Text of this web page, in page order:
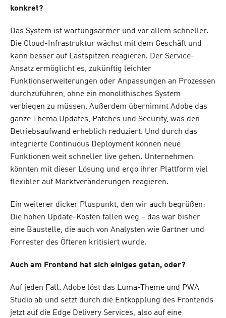
konkret?
Das System ist wartungsärmer und vor allem schneller.
Die Cloud-Infrastruktur wächst mit dem Geschäft und
kann besser auf Lastspitzen reagieren. Der Service-
Ansatz ermöglicht es, zukünftig leichter
Funktionserweiterungen oder Anpassungen an Prozessen
durchzuführen, ohne ein monolithisches System
verbiegen zu müssen. Außerdem übernimmt Adobe das
ganze Thema Updates, Patches und Security, was den
Betriebsaufwand erheblich reduziert. Und durch das
integrierte Continuous Deployment können neue
Funktionen weit schneller live gehen. Unternehmen
könnten mit dieser Lösung und ergo ihrer Plattform viel
flexibler auf Marktveränderungen reagieren.
Ein weiterer dicker Pluspunkt, den wir auch begrüßen:
Die hohen Update-Kosten fallen weg – das war bisher
eine Baustelle, die auch von Analysten wie Gartner und
Forrester des Öfteren kritisiert wurde.
Auch am Frontend hat sich einiges getan, oder?
Auf jeden Fall. Adobe löst das Luma-Theme und PWA
Studio ab und setzt durch die Entkopplung des Frontends
jetzt auf die Edge Delivery Services, also auf eine